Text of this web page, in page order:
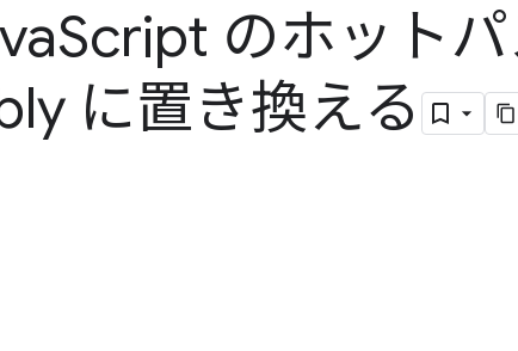
Script のホット
に置き換える